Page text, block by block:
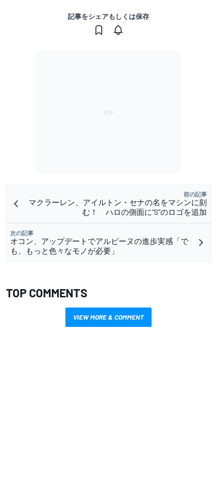
記事をシェアもしくは保存
前の記事
マクラーレン、アイルトン・セナの名をマシンに刻
む！ ハロの側面に”S”のロゴを追加
次の記事
オコン、アップデートでアルピーヌの進歩実感「で
も、もっと色々なモノが必要」
TOP COMMENTS
VIEW MORE & COMMENT